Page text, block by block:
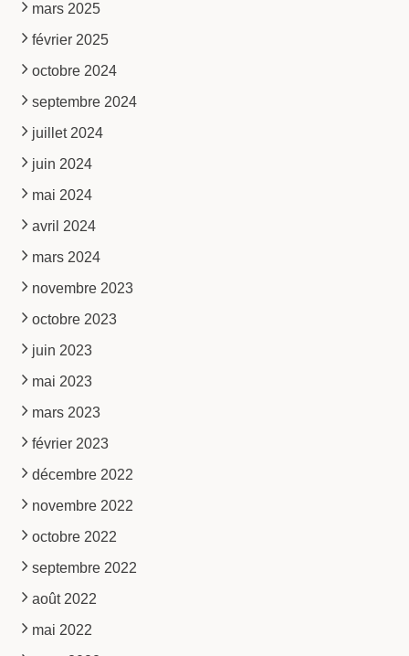
mars 2025
février 2025
octobre 2024
septembre 2024
juillet 2024
juin 2024
mai 2024
avril 2024
mars 2024
novembre 2023
octobre 2023
juin 2023
mai 2023
mars 2023
février 2023
décembre 2022
novembre 2022
octobre 2022
septembre 2022
août 2022
mai 2022